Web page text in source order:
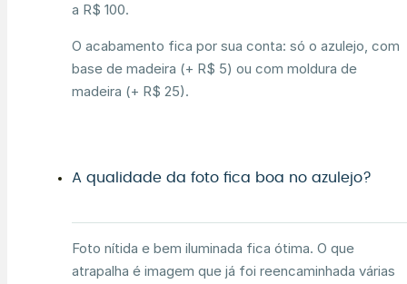
a R$ 100.
O acabamento fica por sua conta: só o azulejo, com
base de madeira (+ R$ 5) ou com moldura de
madeira (+ R$ 25).
A qualidade da foto fica boa no azulejo?
Foto nítida e bem iluminada fica ótima. O que
atrapalha é imagem que já foi reencaminhada várias